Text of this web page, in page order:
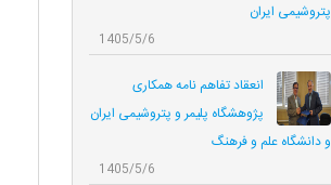
پتروشیمی ایران
1405/5/6
انعقاد تفاهم نامه همکاری‌
پژوهشگاه پلیمر و پتروشیمی ایران
و دانشگاه علم و فرهنگ
1405/5/6